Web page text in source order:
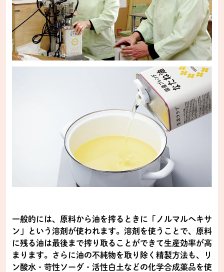
一般的には、原料から油を搾るときに「ノルマルヘキサ
ン」という溶剤が使われます。溶剤を使うことで、原料
に残る油は最後まで搾り取ることができて生産効率が高
まります。さらに油の不純物を取り除く精製方法も、リ
ン酸水・苛性ソーダ・活性白土などの化学合成薬品を使